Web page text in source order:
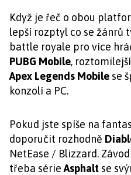
Když je řeč o obou
lepší rozptyl co se žánrů
battle royale pro více
PUBG Mobile, roztomilejší
Apex Legends Mobilese
konzolí a PC.
Pokud jste spíše na
doporučit rozhodně
NetEase / Blizzard.
třeba sérieAsphaltse